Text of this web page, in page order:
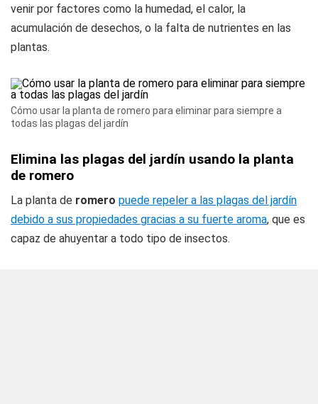
venir por factores como la humedad, el calor, la
acumulación de desechos, o la falta de nutrientes en las
plantas.
Cómo usar la planta de romero para eliminar para siempre a
todas las plagas del jardín
Elimina las plagas del jardín usando la planta
de romero
La planta de romero puede repeler a las plagas del jardín
debido a sus propiedades gracias a su fuerte aroma, que es
capaz de ahuyentar a todo tipo de insectos.